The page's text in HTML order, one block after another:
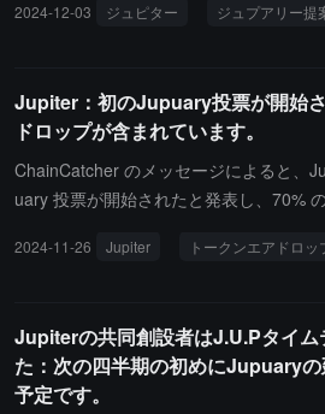
Jupuary ガバナンス投票は、通過に必要
ない場合、チームは新しい投票を迅速
支持率のマイルストーンに達するまで続
2024-12-03 ジュピター ジュプアリー提
Jupiter：初のJupuary投票が開始
ドロップが含まれています。
ChainCatcher のメッセージによると、
uary 投票が開始されたと発表し、70%
ーンに達するまで、新しい投票を迅速に
しています。Jupiter に JUP トークンを
ザーは、この提案に投票する資格があり
グした JUP の数量に対して 1：1 の比率
2024-11-26 Jupiter トークンエアドロッ
Jupiterの共同創設者はJ.U.Pタイム
た：次の四半期の初めにJupuary
予定です。